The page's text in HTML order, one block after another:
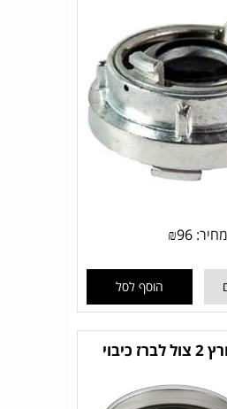
מחיר: ₪96
הוסף לסל
כיבוי